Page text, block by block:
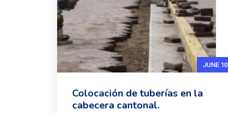
JUNE 10
Colocación de tuberías en la
cabecera cantonal.